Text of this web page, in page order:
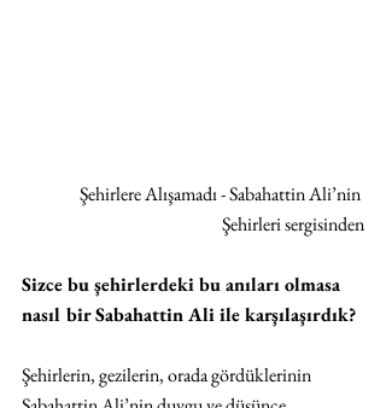
Şehirlere Alışamadı - Sabahattin Ali’nin
Şehirleri sergisinden
Sizce bu şehirlerdeki bu anıları olmasa
nasıl bir Sabahattin Ali ile karşılaşırdık?
Şehirlerin, gezilerin, orada gördüklerinin